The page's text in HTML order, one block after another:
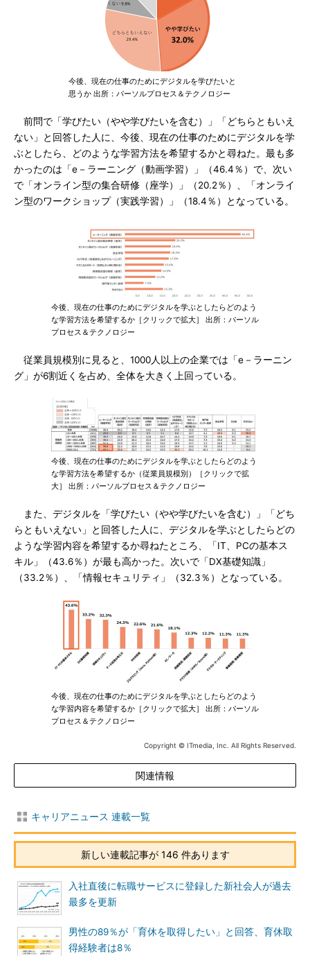
今後、現在の仕事のためにデジタルを学びたいと
思うか 出所：パーソルプロセス＆テクノロジー
前問で「学びたい（やや学びたいを含む）」「どちらともいえ
ない」と回答した人に、今後、現在の仕事のためにデジタルを学
ぶとしたら、どのような学習方法を希望するかと尋ねた。最も多
かったのは「e－ラーニング（動画学習）」（46.4％）で、次い
で「オンライン型の集合研修（座学）」（20.2％）、「オンライ
ン型のワークショップ（実践学習）」（18.4％）となっている。
今後、現在の仕事のためにデジタルを学ぶとしたらどのよう
な学習方法を希望するか［クリックで拡大］ 出所：パーソル
プロセス＆テクノロジー
従業員規模別に見ると、1000人以上の企業では「e－ラーニン
グ」が6割近くを占め、全体を大きく上回っている。
今後、現在の仕事のためにデジタルを学ぶとしたらどのよう
な学習方法を希望するか（従業員規模別）［クリックで拡
大］ 出所：パーソルプロセス＆テクノロジー
また、デジタルを「学びたい（やや学びたいを含む）」「どち
らともいえない」と回答した人に、デジタルを学ぶとしたらどの
ような学習内容を希望するか尋ねたところ、「IT、PCの基本ス
キル」（43.6％）が最も高かった。次いで「DX基礎知識」
（33.2％）、「情報セキュリティ」（32.3％）となっている。
今後、現在の仕事のためにデジタルを学ぶとしたらどのよう
な学習内容を希望するか［クリックで拡大］ 出所：パーソル
プロセス＆テクノロジー
Copyright © ITmedia, Inc. All Rights Reserved.
関連情報
キャリアニュース 連載一覧
新しい連載記事が 146 件あります
入社直後に転職サービスに登録した新社会人が過去
最多を更新
男性の89％が「育休を取得したい」と回答、育休取
得経験者は8％